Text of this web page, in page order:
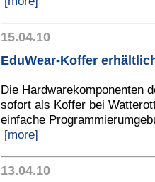
15.04.10
EduWear-Koffer
Die Hardwarekomponenten
sofort als Koffer bei
einfache
[more]
13.04.10